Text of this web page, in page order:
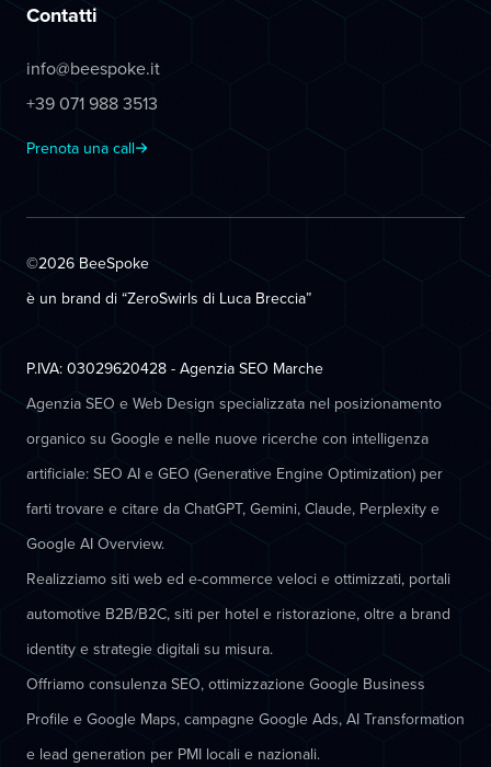
Contatti
info@beespoke.it
+39 071 988 3513
Prenota una call
©2026 BeeSpoke
è un brand di “ZeroSwirls di Luca Breccia”
P.IVA: 03029620428 - Agenzia SEO Marche
Agenzia SEO e Web Design specializzata nel posizionamento
organico su Google e nelle nuove ricerche con intelligenza
artificiale: SEO AI e GEO (Generative Engine Optimization) per
farti trovare e citare da ChatGPT, Gemini, Claude, Perplexity e
Google AI Overview.
Realizziamo siti web ed e-commerce veloci e ottimizzati, portali
automotive B2B/B2C, siti per hotel e ristorazione, oltre a brand
identity e strategie digitali su misura.
Offriamo consulenza SEO, ottimizzazione Google Business
Profile e Google Maps, campagne Google Ads, AI Transformation
e lead generation per PMI locali e nazionali.